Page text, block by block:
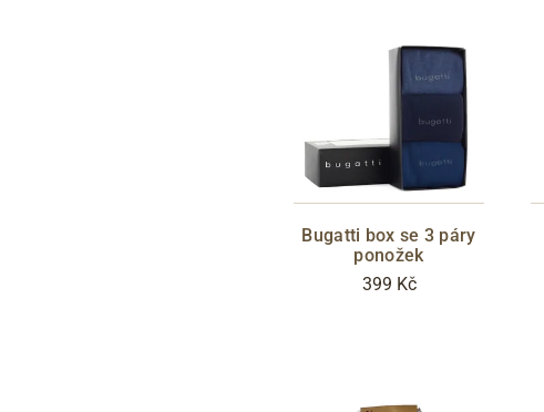
Bugatti box se 3 páry
ponožek
399 Kč